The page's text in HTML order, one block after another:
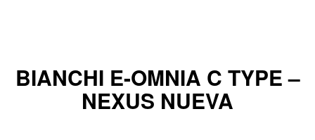
BIANCHI E-OMNIA C TYPE –
NEXUS NUEVA